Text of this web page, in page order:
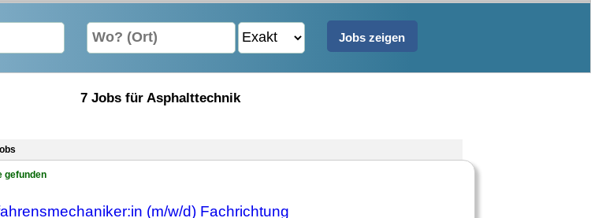
7 Jobs für Asphalttechnik
gefunden
(m/w/d) Fachrichtung